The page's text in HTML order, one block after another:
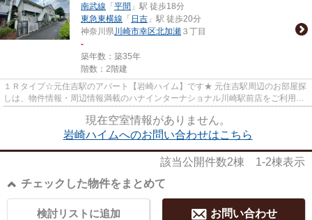
南武線 「 平間 」駅 徒歩18分
東急東横線 「 日吉 」駅 徒歩20分
神奈川県川崎市幸区北加瀬 ３丁目
-
築年数：築35年
階数：2階建
１Ｒタイプ☆元住吉駅のアパート【岩崎ハイム】です★ 元住吉駅周辺のお部屋探
しは、物件情報・周辺情報満載のハナインターナショナル川崎駅前店をご利用下
現在空室情報がありません。
岩崎ハイムへのお問い合わせはこちら
該当公開件数2棟 1-2棟表示
チェックした物件をまとめて
お問い合わせ
検討リストに追加